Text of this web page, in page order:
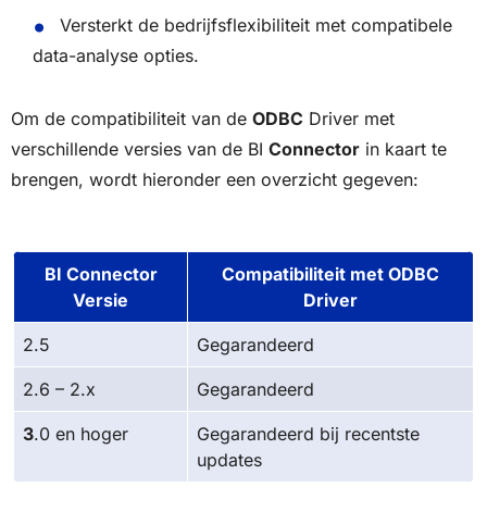
Versterkt de bedrijfsflexibiliteit met compatibele
data-analyse opties.
Om de compatibiliteit van de ODBC Driver met
verschillende versies van de BI Connector in kaart te
brengen, wordt hieronder een overzicht gegeven:
BI Connector
Versie
Compatibiliteit met ODBC
Driver
2.5 Gegarandeerd
2.6 – 2.x Gegarandeerd
3.0 en hoger
Gegarandeerd bij recentste
updates